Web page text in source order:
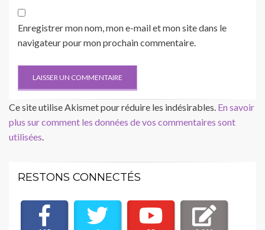
Enregistrer mon nom, mon e-mail et mon site dans le
navigateur pour mon prochain commentaire.
Ce site utilise Akismet pour réduire les indésirables. En savoir
plus sur comment les données de vos commentaires sont
utilisées.
RESTONS CONNECTÉS